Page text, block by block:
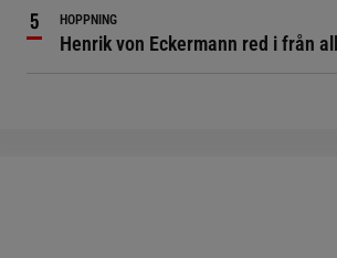
HOPPNING
Henrik von Eckermann red i från